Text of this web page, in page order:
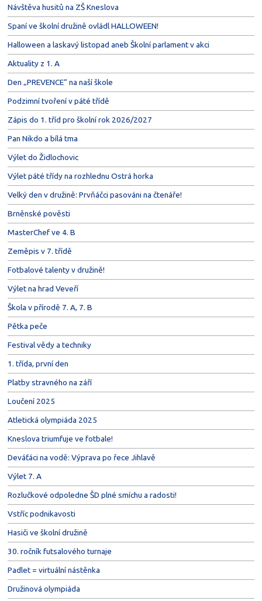
Návštěva husitů na ZŠ Kneslova
Spaní ve školní družině ovládl HALLOWEEN!
Halloween a laskavý listopad aneb Školní parlament v akci
Aktuality z 1. A
Den „PREVENCE“ na naší škole
Podzimní tvoření v páté třídě
Zápis do 1. tříd pro školní rok 2026/2027
Pan Nikdo a bílá tma
Výlet do Židlochovic
Výlet páté třídy na rozhlednu Ostrá horka
Velký den v družině: Prvňáčci pasováni na čtenáře!
Brněnské pověsti
MasterChef ve 4. B
Zeměpis v 7. třídě
Fotbalové talenty v družině!
Výlet na hrad Veveří
Škola v přírodě 7. A, 7. B
Pětka peče
Festival vědy a techniky
1. třída, první den
Platby stravného na září
Loučení 2025
Atletická olympiáda 2025
Kneslova triumfuje ve fotbale!
Deváťáci na vodě: Výprava po řece Jihlavě
Výlet 7. A
Rozlučkové odpoledne ŠD plné smíchu a radosti!
Vstříc podnikavosti
Hasiči ve školní družině
30. ročník futsalového turnaje
Padlet = virtuální nástěnka
Družinová olympiáda